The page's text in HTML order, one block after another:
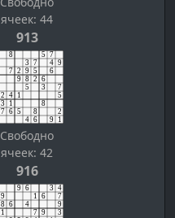
ячеек: 44
913
Свободно
ячеек: 42
916